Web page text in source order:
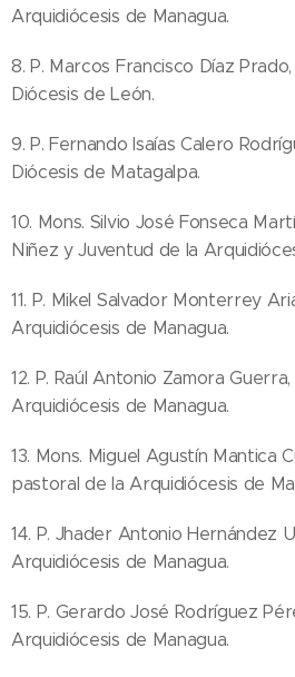
Arquidiócesis de Managua.
8. P. Marcos Francisco Díaz
Diócesis de León.
9. P. Fernando Isaías Calero
Diócesis de Matagalpa.
10. Mons. Silvio José Fonseca
Niñez y Juventud de la
11. P. Mikel Salvador Monterrey
Arquidiócesis de Managua.
12. P. Raúl Antonio Zamora
Arquidiócesis de Managua.
13. Mons. Miguel Agustín Mantica
pastoral de la Arquidiócesis de
14. P. Jhader Antonio Hernández
Arquidiócesis de Managua.
15. P. Gerardo José Rodríguez
Arquidiócesis de Managua.